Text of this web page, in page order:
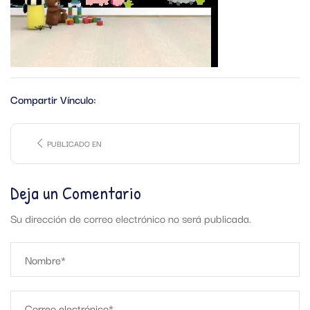
Compartir Vínculo:
PUBLICADO EN
Deja un Comentario
Su dirección de correo electrónico no será publicada.